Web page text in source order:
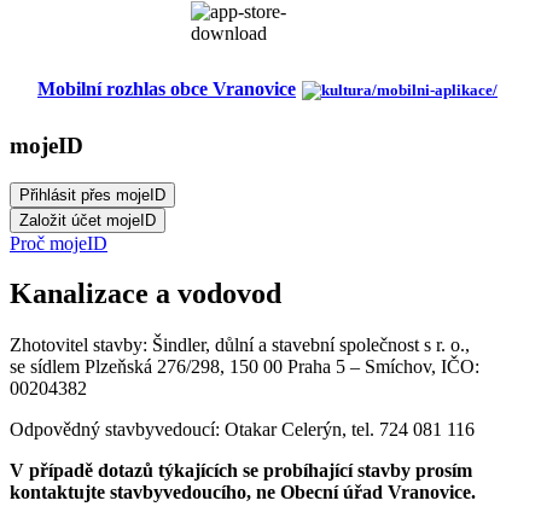
Mobilní rozhlas obce Vranovice
mojeID
Proč mojeID
Kanalizace a vodovod
Zhotovitel stavby: Šindler, důlní a stavební společnost s r. o.,
se sídlem Plzeňská 276/298, 150 00 Praha 5 – Smíchov, IČO:
00204382
Odpovědný stavbyvedoucí: Otakar Celerýn, tel. 724 081 116
V případě dotazů týkajících se probíhající stavby prosím
kontaktujte stavbyvedoucího, ne Obecní úřad Vranovice.